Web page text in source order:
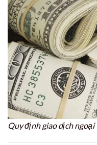
Quy định giao dịch ngoại